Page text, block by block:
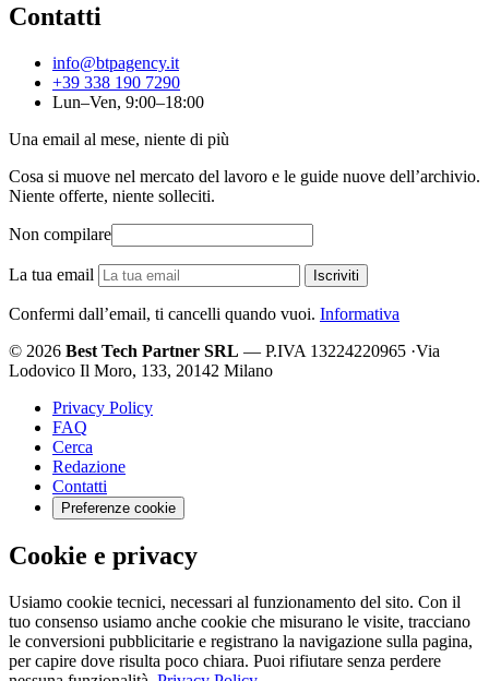
Contatti
info@btpagency.it
+39 338 190 7290
Lun–Ven, 9:00–18:00
Una email al mese, niente di più
Cosa si muove nel mercato del lavoro e le guide nuove dell’archivio.
Niente offerte, niente solleciti.
Non compilare
La tua email Iscriviti
Confermi dall’email, ti cancelli quando vuoi. Informativa
© 2026 Best Tech Partner SRL — P.IVA 13224220965 ·Via
Lodovico Il Moro, 133, 20142 Milano
Privacy Policy
FAQ
Cerca
Redazione
Contatti
Preferenze cookie
Cookie e privacy
Usiamo cookie tecnici, necessari al funzionamento del sito. Con il
tuo consenso usiamo anche cookie che misurano le visite, tracciano
le conversioni pubblicitarie e registrano la navigazione sulla pagina,
per capire dove risulta poco chiara. Puoi rifiutare senza perdere